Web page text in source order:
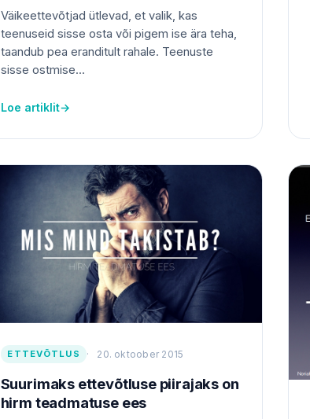
Väikeettevõtjad ütlevad, et valik, kas
teenuseid sisse osta või pigem ise ära teha,
taandub pea eranditult rahale. Teenuste
sisse ostmise...
Loe artiklit→
ETTEVÕTLUS 20. oktoober 2015
Suurimaks ettevõtluse piirajaks on
hirm teadmatuse ees